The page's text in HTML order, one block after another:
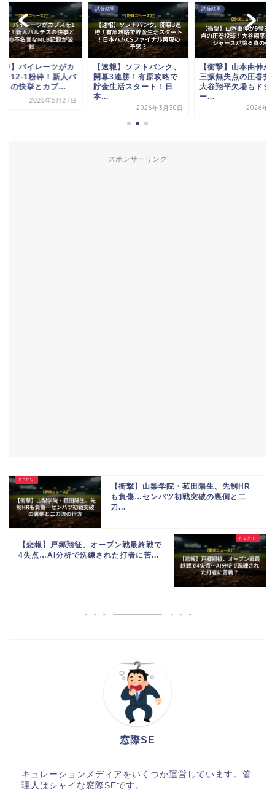
撃】パイレーツがカ
を12-1粉砕！新人バ
スの快挙とカブ...
2026年5月27日
試合結果
【速報】ソフトバンク、
開幕3連勝！有原攻略で
貯金生活スタート！日
本...
2026年3月30日
試合結果
【衝撃】山本由伸が
三振無失点の圧巻投
大谷翔平欠場もドジ
ー...
2026年7
スポンサーリンク
【衝撃】山梨学院・菰田陽生、先制HR
も負傷…センバツ初戦突破の裏側と二
刀...
【悲報】戸郷翔征、オープン戦最終戦で
4失点…AI分析で洗練された打者に苦...
窓際SE
キュレーションメディアをいくつか運営しています。管
理人はシャイな窓際SEです。